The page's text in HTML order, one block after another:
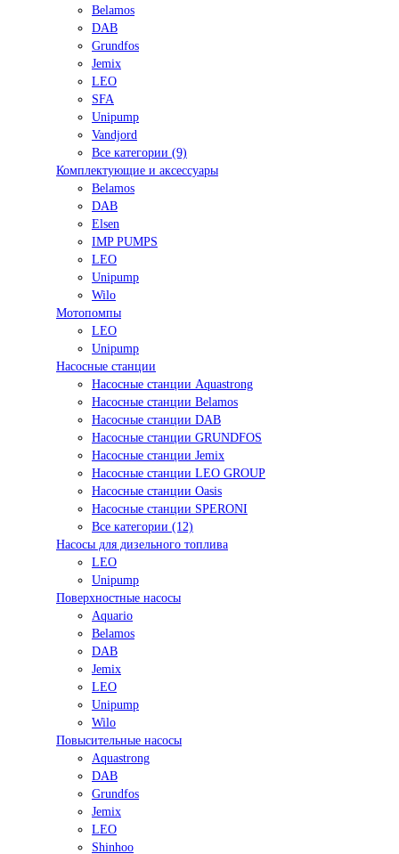
Belamos
DAB
Grundfos
Jemix
LEO
SFA
Unipump
Vandjord
Все категории (9)
Комплектующие и аксессуары
Belamos
DAB
Elsen
IMP PUMPS
LEO
Unipump
Wilo
Мотопомпы
LEO
Unipump
Насосные станции
Насосные станции Aquastrong
Насосные станции Belamos
Насосные станции DAB
Насосные станции GRUNDFOS
Насосные станции Jemix
Насосные станции LEO GROUP
Насосные станции Oasis
Насосные станции SPERONI
Все категории (12)
Насосы для дизельного топлива
LEO
Unipump
Поверхностные насосы
Aquario
Belamos
DAB
Jemix
LEO
Unipump
Wilo
Повысительные насосы
Aquastrong
DAB
Grundfos
Jemix
LEO
Shinhoo